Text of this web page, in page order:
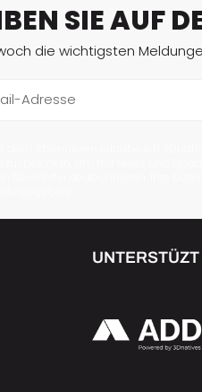
SIE AUF
die wichtigsten
Adresse
UNTERSTÜZT